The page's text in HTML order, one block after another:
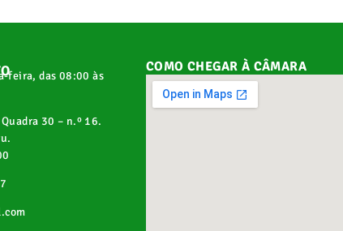
feira, das 08:00 às
30 – n.º 16.
COMO CHEGAR À CÂMARA